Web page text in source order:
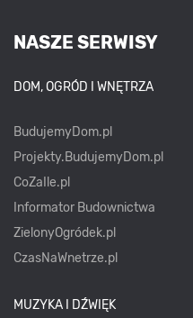
NASZE SERWISY
DOM, OGRÓD I WNĘTRZA
BudujemyDom.pl
Projekty.BudujemyDom.pl
CoZaIle.pl
Informator Budownictwa
ZielonyOgródek.pl
CzasNaWnetrze.pl
MUZYKA I DŹWIĘK